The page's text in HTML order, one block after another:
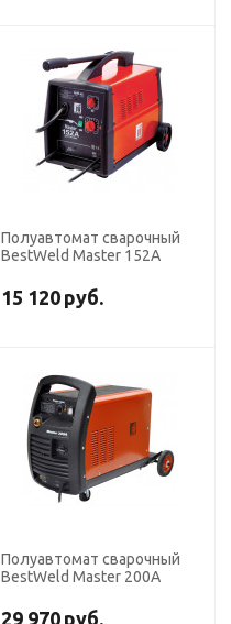
Полуавтомат сварочный
BestWeld Master 152А
15 120 руб.
Полуавтомат сварочный
BestWeld Master 200А
29 970 руб.